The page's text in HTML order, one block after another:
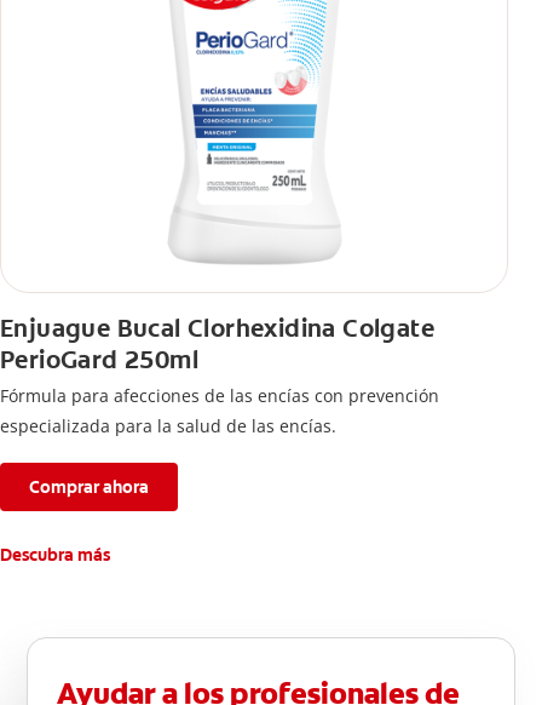
Enjuague Bucal Clorhexidina Colgate
PerioGard 250ml
Fórmula para afecciones de las encías con prevención
especializada para la salud de las encías.
Comprar ahora
Descubra más
Ayudar a los profesionales de